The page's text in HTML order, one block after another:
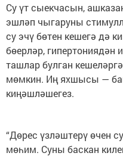
Су үт сыекчасын,
эшләп чыгаруны
су эчү бөтен кешегә дә
бөерләр, гипертониядән
ташлар булган
мөмкин. Иң яхшысы —
киңәшләшегез.
“Дөрес үзләштерү өчен
мөһим. Суны баскан